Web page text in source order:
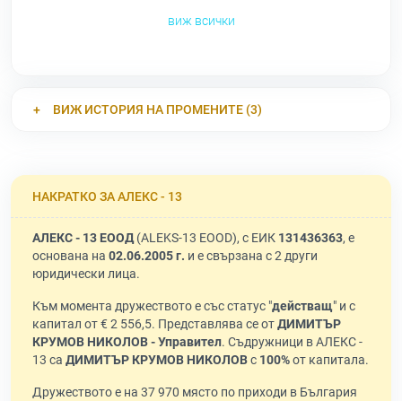
виж всички
ВИЖ ИСТОРИЯ НА ПРОМЕНИТЕ (3)
НАКРАТКО ЗА АЛЕКС - 13
АЛЕКС - 13 ЕООД(ALEKS-13 EOOD), с ЕИК 131436363, е
основана на 02.06.2005 г. и е свързана с 2 други
юридически лица.
Към момента дружеството е със статус "действащ" и с
капитал от € 2 556,5. Представлява се отДИМИТЪР
КРУМОВ НИКОЛОВ - Управител. Съдружници в АЛЕКС -
13 са ДИМИТЪР КРУМОВ НИКОЛОВс 100%от капитала.
Дружеството е на 37 970 място по приходи в България